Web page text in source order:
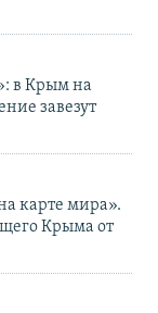
в Крым на
завезут
карте мира».
Крыма от